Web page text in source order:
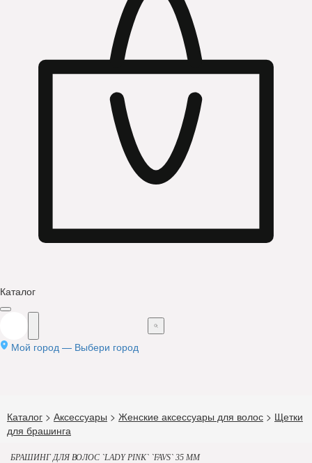
Каталог
Мой город — Выбери город
Каталог > Аксессуары > Женские аксессуары для волос > Щетки
для брашинга
БРАШИНГ ДЛЯ ВОЛОС `LADY PINK` `FAVS` 35 ММ